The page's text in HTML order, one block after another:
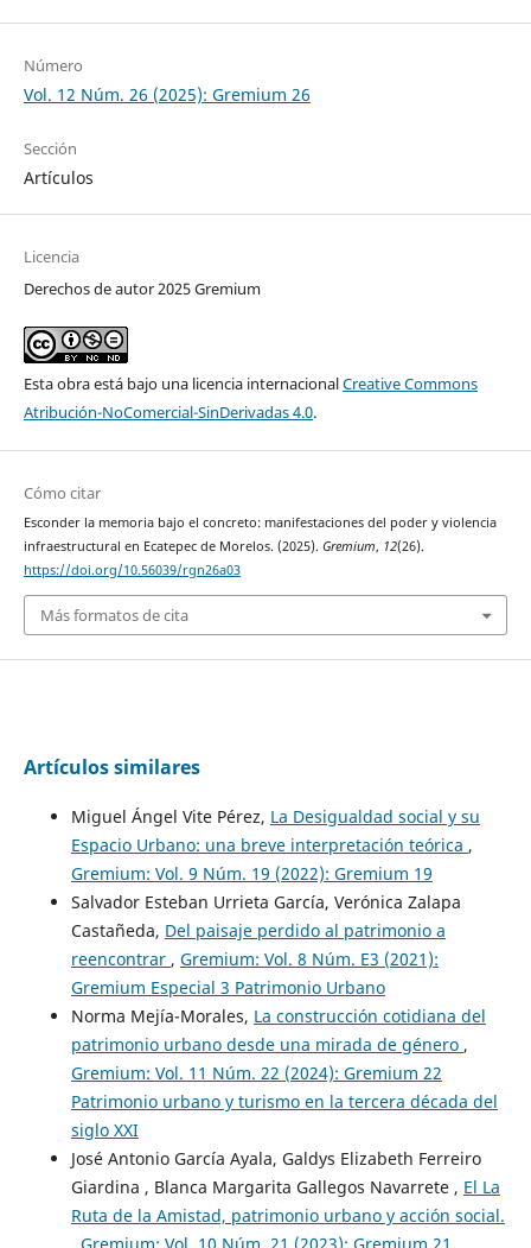
Número
Vol. 12 Núm. 26 (2025): Gremium 26
Sección
Artículos
Licencia
Derechos de autor 2025 Gremium
Esta obra está bajo una licencia internacionalCreative Commons
Atribución-NoComercial-SinDerivadas 4.0.
Cómo citar
Esconder la memoria bajo el concreto: manifestaciones del poder y violencia
infraestructural en Ecatepec de Morelos. (2025). Gremium, 12(26).
https://doi.org/10.56039/rgn26a03
Más formatos de cita
Artículos similares
Miguel Ángel Vite Pérez, La Desigualdad social y su
Espacio Urbano: una breve interpretación teórica ,
Gremium: Vol. 9 Núm. 19 (2022): Gremium 19
Salvador Esteban Urrieta García, Verónica Zalapa
Castañeda, Del paisaje perdido al patrimonio a
reencontrar , Gremium: Vol. 8 Núm. E3 (2021):
Gremium Especial 3 Patrimonio Urbano
Norma Mejía-Morales, La construcción cotidiana del
patrimonio urbano desde una mirada de género ,
Gremium: Vol. 11 Núm. 22 (2024): Gremium 22
Patrimonio urbano y turismo en la tercera década del
siglo XXI
José Antonio García Ayala, Galdys Elizabeth Ferreiro
Giardina , Blanca Margarita Gallegos Navarrete , El La
Ruta de la Amistad, patrimonio urbano y acción social.